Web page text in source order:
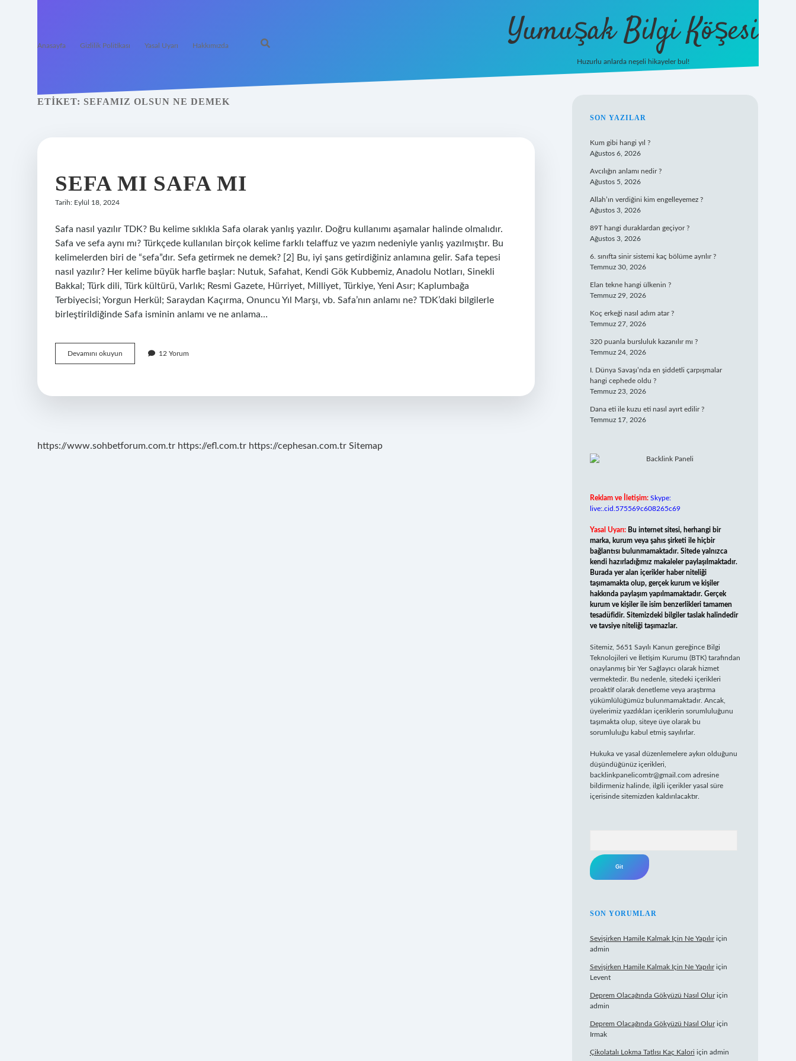
Anasayfa Gizlilik Politikası Yasal Uyarı Hakkımızda Yumuşak Bilgi Köşesi
Huzurlu anlarda neşeli hikayeler bul!
ETIKET: SEFAMIZ OLSUN NE DEMEK
SEFA MI SAFA MI
Tarih: Eylül 18, 2024
Safa nasıl yazılır TDK? Bu kelime sıklıkla Safa olarak yanlış yazılır. Doğru kullanımı aşamalar halinde olmalıdır.
Safa ve sefa aynı mı? Türkçede kullanılan birçok kelime farklı telaffuz ve yazım nedeniyle yanlış yazılmıştır. Bu
kelimelerden biri de “sefa”dır. Sefa getirmek ne demek? [2] Bu, iyi şans getirdiğiniz anlamına gelir. Safa tepesi
nasıl yazılır? Her kelime büyük harfle başlar: Nutuk, Safahat, Kendi Gök Kubbemiz, Anadolu Notları, Sinekli
Bakkal; Türk dili, Türk kültürü, Varlık; Resmi Gazete, Hürriyet, Milliyet, Türkiye, Yeni Asır; Kaplumbağa
Terbiyecisi; Yorgun Herkül; Saraydan Kaçırma, Onuncu Yıl Marşı, vb. Safa’nın anlamı ne? TDK’daki bilgilerle
birleştirildiğinde Safa isminin anlamı ve ne anlama…
Devamını okuyun
Mı
12 Yorum
https://www.sohbetforum.com.tr https://efl.com.tr https://cephesan.com.tr Sitemap
SIDEBAR
SON YAZILAR
Kum gibi hangi yıl ?
Ağustos 6, 2026
Avcılığın anlamı nedir ?
Ağustos 5, 2026
Allah’ın verdiğini kim engelleyemez ?
Ağustos 3, 2026
89T hangi duraklardan geçiyor ?
Ağustos 3, 2026
6. sınıfta sinir sistemi kaç bölüme ayrılır ?
Temmuz 30, 2026
Elan tekne hangi ülkenin ?
Temmuz 29, 2026
Koç erkeği nasıl adım atar ?
Temmuz 27, 2026
320 puanla bursluluk kazanılır mı ?
Temmuz 24, 2026
I. Dünya Savaşı’nda en şiddetli çarpışmalar
hangi cephede oldu ?
Temmuz 23, 2026
Dana eti ile kuzu eti nasıl ayırt edilir ?
Temmuz 17, 2026
Reklam ve İletişim: Skype:
live:.cid.575569c608265c69
Yasal Uyarı: Bu internet sitesi, herhangi bir
marka, kurum veya şahıs şirketi ile hiçbir
bağlantısı bulunmamaktadır. Sitede yalnızca
kendi hazırladığımız makaleler paylaşılmaktadır.
Burada yer alan içerikler haber niteliği
taşımamakta olup, gerçek kurum ve kişiler
hakkında paylaşım yapılmamaktadır. Gerçek
kurum ve kişiler ile isim benzerlikleri tamamen
tesadüfidir. Sitemizdeki bilgiler taslak halindedir
ve tavsiye niteliği taşımazlar.
Sitemiz, 5651 Sayılı Kanun gereğince Bilgi
Teknolojileri ve İletişim Kurumu (BTK) tarafından
onaylanmış bir Yer Sağlayıcı olarak hizmet
vermektedir. Bu nedenle, sitedeki içerikleri
proaktif olarak denetleme veya araştırma
yükümlülüğümüz bulunmamaktadır. Ancak,
üyelerimiz yazdıkları içeriklerin sorumluluğunu
taşımakta olup, siteye üye olarak bu
sorumluluğu kabul etmiş sayılırlar.
Hukuka ve yasal düzenlemelere aykırı olduğunu
düşündüğünüz içerikleri,
backlinkpanelicomtr@gmail.com adresine
bildirmeniz halinde, ilgili içerikler yasal süre
içerisinde sitemizden kaldırılacaktır.
SON YORUMLAR
Sevişirken Hamile Kalmak Için Ne Yapılıriçin
admin
Sevişirken Hamile Kalmak Için Ne Yapılıriçin
Levent
Deprem Olacağında Gökyüzü Nasıl Oluriçin
admin
Deprem Olacağında Gökyüzü Nasıl Oluriçin
Irmak
Çikolatalı Lokma Tatlısı Kaç Kalori için admin